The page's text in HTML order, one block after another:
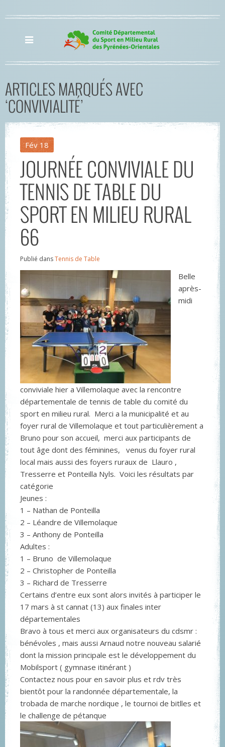
ARTICLES MARQUÉS AVEC
‘CONVIVIALITÉ’
Fév 18
JOURNÉE CONVIVIALE DU
TENNIS DE TABLE DU
SPORT EN MILIEU RURAL
66
Publié dansTennis de Table
Belle
après-
midi
conviviale hier a Villemolaque avec la rencontre
départementale de tennis de table du comité du
sport en milieu rural. Merci a la municipalité et au
foyer rural de Villemolaque et tout particulièrement a
Bruno pour son accueil, merci aux participants de
tout âge dont des féminines, venus du foyer rural
local mais aussi des foyers ruraux de Llauro ,
Tresserre et Ponteilla Nyls. Voici les résultats par
catégorie
Jeunes :
1 – Nathan de Ponteilla
2 – Léandre de Villemolaque
3 – Anthony de Ponteilla
Adultes :
1 – Bruno de Villemolaque
2 – Christopher de Ponteilla
3 – Richard de Tresserre
Certains d’entre eux sont alors invités à participer le
17 mars à st cannat (13) aux finales inter
départementales
Bravo à tous et merci aux organisateurs du cdsmr :
bénévoles , mais aussi Arnaud notre nouveau salarié
dont la mission principale est le développement du
Mobilsport ( gymnase itinérant )
Contactez nous pour en savoir plus et rdv très
bientôt pour la randonnée départementale, la
trobada de marche nordique , le tournoi de bitlles et
le challenge de pétanque